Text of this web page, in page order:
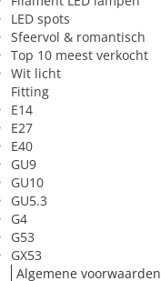
LED spots
Sfeervol & romantisch
Top 10 meest verkocht
Wit licht
Fitting
E14
E27
E40
GU9
GU10
GU5.3
G4
G53
GX53
Algemene voorwaarden